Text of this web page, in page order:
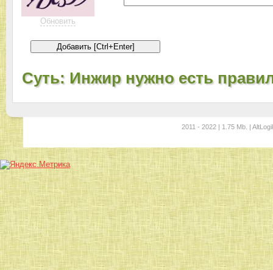
Обновить
Суть: Инжир нужно есть
2011 - 2022 | 1.75 Mb. |